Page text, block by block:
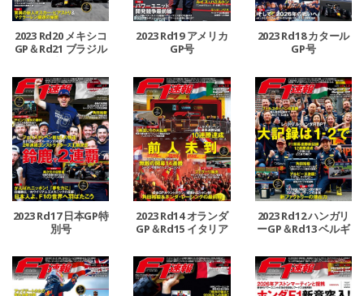
2023 Rd20 メキシコ
GP＆Rd21 ブラジル
2023 Rd19 アメリカ
GP号
2023 Rd18 カタール
GP号
2023 Rd17 日本GP特
別号
2023 Rd14 オランダ
GP＆Rd15 イタリア
2023 Rd12 ハンガリ
ーGP＆Rd13 ベルギ